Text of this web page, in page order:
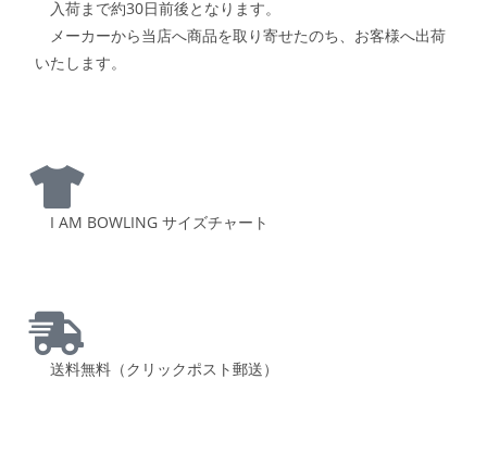
入荷まで約30日前後となります。
メーカーから当店へ商品を取り寄せたのち、お客様へ出荷
いたします。
I AM BOWLING サイズチャート
送料無料（クリックポスト郵送）